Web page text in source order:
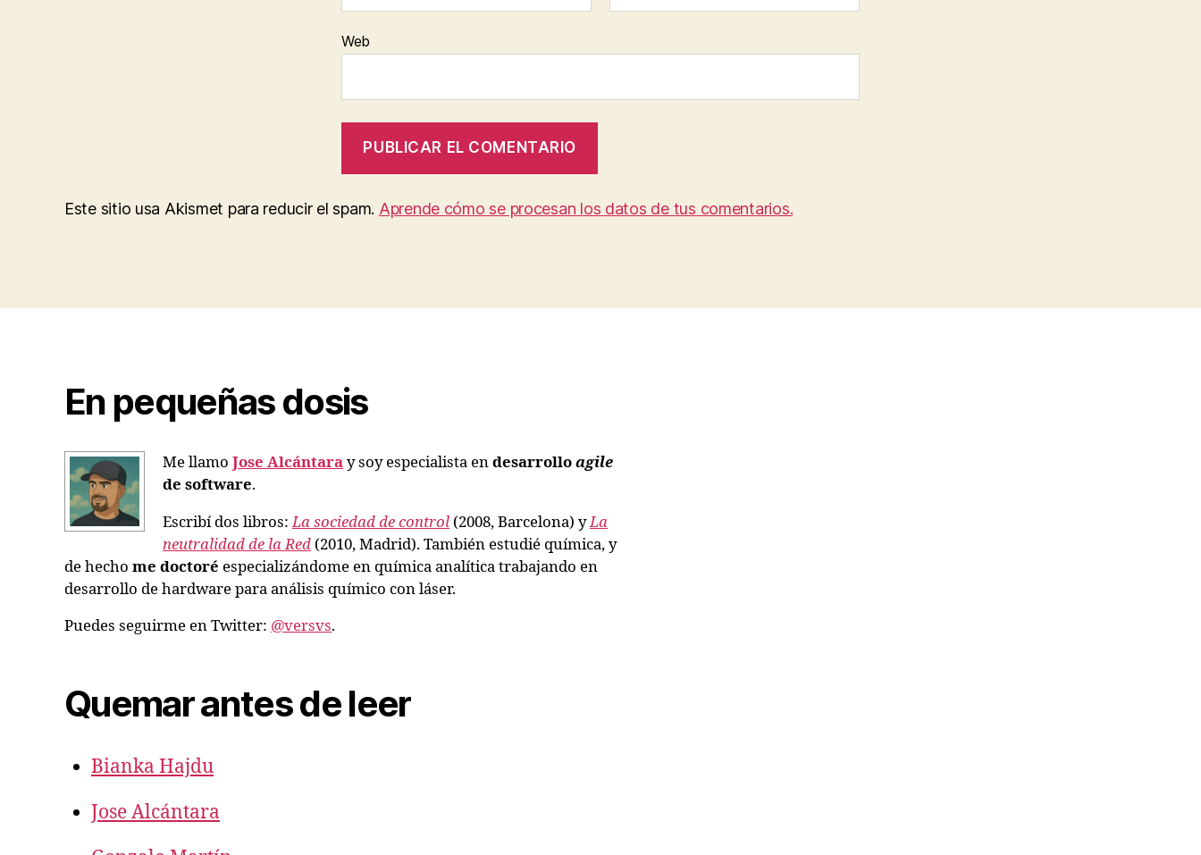
Web
Este sitio usa Akismet para reducir el spam. Aprende cómo se procesan los datos de tus comentarios.
En pequeñas dosis
Me llamo Jose Alcántaray soy especialista endesarrolloagile
de software.
Escribí dos libros:La sociedad de control (2008, Barcelona) yLa
neutralidad de la Red (2010, Madrid). También estudié química, y
de hecho me doctoré especializándome en química analítica trabajando en
desarrollo de hardware para análisis químico con láser.
Puedes seguirme en Twitter: @versvs.
Quemar antes de leer
Bianka Hajdu
Jose Alcántara